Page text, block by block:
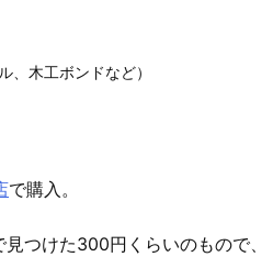
、木工ボンドなど）
で購入。
つけた300円くらいのもので、